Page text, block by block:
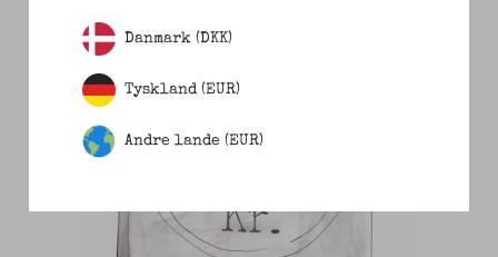
Danmark (DKK)
Tyskland (EUR)
Andre lande (EUR)